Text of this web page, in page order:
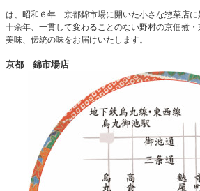
は、昭和６年 京都錦市場に開いた小さな惣菜店に
十余年、一貫して変わることのない野村の京佃煮
美味、伝統の味をお届けいたします。
京都 錦市場店